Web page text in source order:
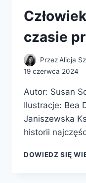
czasie
PrzezAlicja
19 czerwca 2024
Autor: Susan
Ilustracje: Bea
Janiszewska
historii
DOWIEDZ SIĘ